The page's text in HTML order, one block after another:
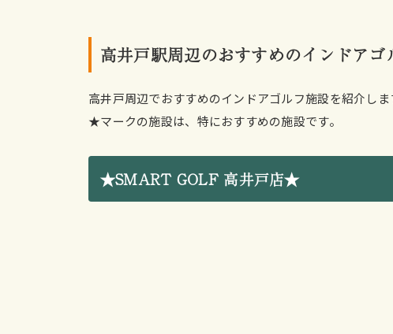
高井戸駅周辺のおすすめのインドアゴ
高井戸周辺でおすすめのインドアゴルフ施設を紹介しま
★マークの施設は、特におすすめの施設です。
★SMART GOLF 高井戸店★